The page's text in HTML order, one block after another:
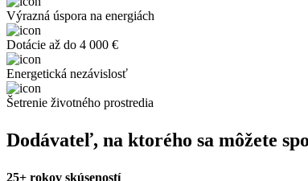
Výrazná úspora na energiách
Dotácie až do 4 000 €
Energetická nezávislosť
Šetrenie životného prostredia
Dodávateľ, na ktorého sa môžete
25+ rokov skúseností